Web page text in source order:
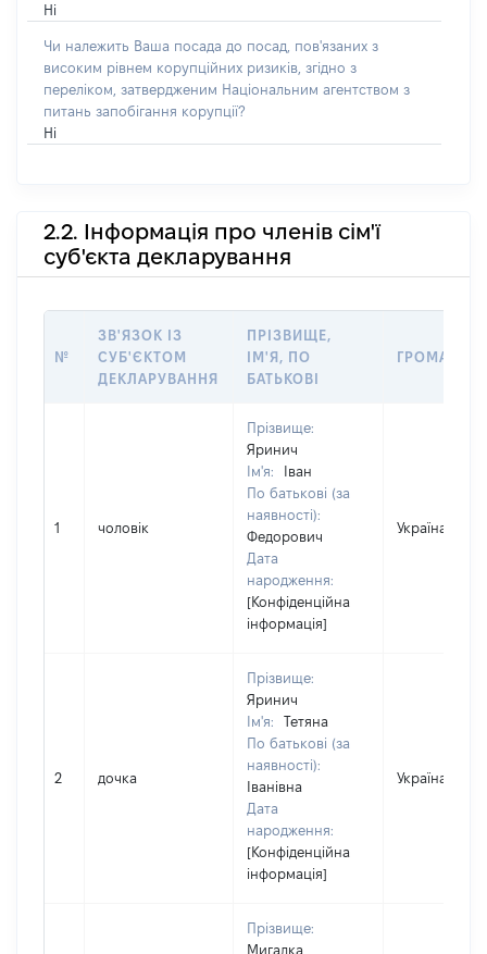
Ні
Чи належить Ваша посада до посад, пов'язаних з
високим рівнем корупційних ризиків, згідно з
переліком, затвердженим Національним агентством з
питань запобігання корупції?
Ні
2.2. Інформація про членів сім'ї
суб'єкта декларування
№
ЗВ'ЯЗОК ІЗ
СУБ'ЄКТОМ
ДЕКЛАРУВАННЯ
ПРІЗВИЩЕ,
ІМ'Я, ПО
БАТЬКОВІ
1 чоловік
Прізвище:
Яринич
Ім'я:
Іван
По батькові (за
наявності):
Федорович
Дата
народження:
[Конфіденційна
інформація]
Україна
2 дочка
Прізвище:
Яринич
Ім'я:
Тетяна
По батькові (за
наявності):
Іванівна
Дата
народження:
[Конфіденційна
інформація]
Україна
Прізвище:
Мигалка